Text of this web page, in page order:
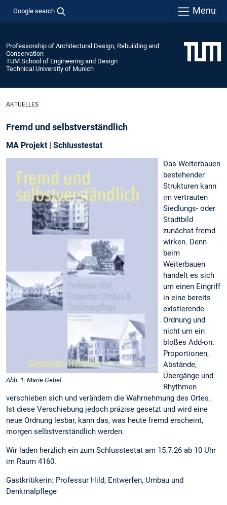
Google search Menu
Professorship of Architectural Design, Rebuilding and
Conservation
TUM School of Engineering and Design
Technical University of Munich
AKTUELLES
Fremd und selbstverständlich
MA Projekt | Schlusstestat
Abb. 1: Marie Gebel
Das Weiterbauen
bestehender
Strukturen kann
im vertrauten
Siedlungs- oder
Stadtbild
zunächst fremd
wirken. Denn
beim
Weiterbauen
handelt es sich
um einen Eingriff
in eine bereits
existierende
Ordnung und
nicht um ein
bloßes Add-on.
Proportionen,
Abstände,
Übergänge und
Rhythmen
verschieben sich und verändern die Wahrnehmung des Ortes.
Ist diese Verschiebung jedoch präzise gesetzt und wird eine
neue Ordnung lesbar, kann das, was heute fremd erscheint,
morgen selbstverständlich werden.
Wir laden herzlich ein zum Schlusstestat am 15.7.26 ab 10 Uhr
im Raum 4160.
Gastkritikerin: Professur Hild, Entwerfen, Umbau und
Denkmalpflege